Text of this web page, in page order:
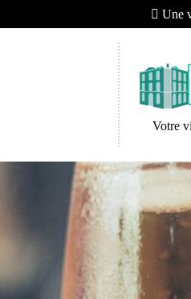
Une
Votre